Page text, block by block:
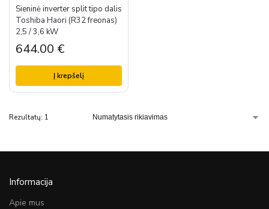
Sieninė inverter split tipo dalis
Toshiba Haori (R32 freonas)
2,5 / 3,6 kW
644.00 €
Į krepšelį
Rezultatų: 1
Informacija
Apie mus